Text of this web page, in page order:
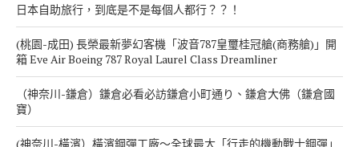
日本自助旅行，到底是不是每個人都行？？！
(桃園-成田) 長榮最新夢幻客機「波音787皇璽桂冠艙(商務艙)」開
箱 Eve Air Boeing 787 Royal Laurel Class Dreamliner
（神奈川-鎌倉）鎌倉必看必訪鎌倉小町通り、鎌倉大佛（鎌倉國
寶）
(神奈川-橫濱）橫濱鋼彈工廠～全球最大「行走的機動戰士鋼彈」